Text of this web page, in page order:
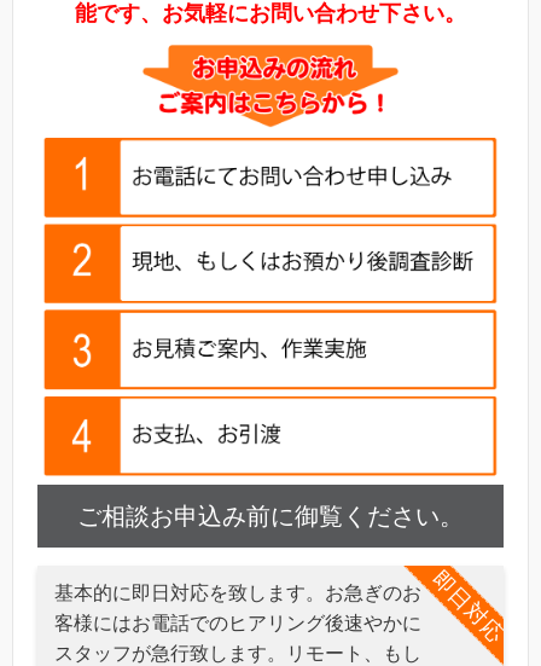
能です、お気軽にお問い合わせ下さい。
ご相談お申込み前に御覧ください。
即日対応
基本的に即日対応を致します。お急ぎのお
客様にはお電話でのヒアリング後速やかに
スタッフが急行致します。リモート、もし